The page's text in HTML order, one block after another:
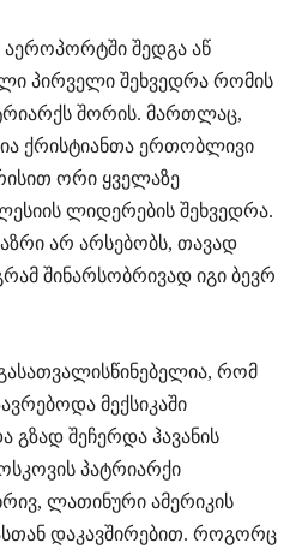
აეროპორტში შედგა აწ
პირველი შეხვედრა რომის
შორის. მართლაც,
ქრისტიანთა ერთობლივი
ორი ყველაზე
ლიდერების შეხვედრა.
აზრი არ არსებობს, თავად
შინარსობრივად იგი ბევრ
რომ
მექსიკაში
გზად შეჩერდა ჰავანის
პატრიარქი
ლათინური ამერიკის
დაკავშირებით. როგორც